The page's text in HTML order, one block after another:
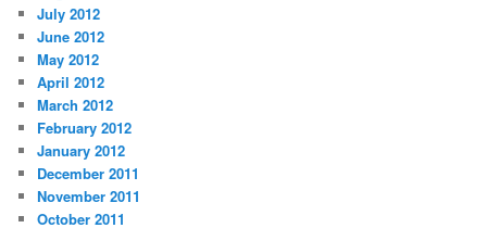
July 2012
June 2012
May 2012
April 2012
March 2012
February 2012
January 2012
December 2011
November 2011
October 2011